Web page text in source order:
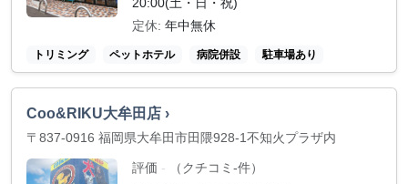
定休: 年中無休
トリミング ペットホテル 病院併設 駐車場あり
Coo&RIKU大牟田店 ›
〒837-0916 福岡県大牟田市田隈928-1不知火プラザ内
評価 -
（クチコミ-件）